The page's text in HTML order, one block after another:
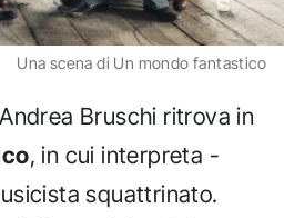
Una scena di Un mondo fantastico
Bruschi ritrova in
, in cui interpreta -
squattrinato.